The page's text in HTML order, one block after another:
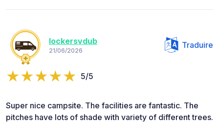
lockersvdub
21/06/2026
Traduire
5/5
Super nice campsite. The facilities are fantastic. The
pitches have lots of shade with variety of different trees.